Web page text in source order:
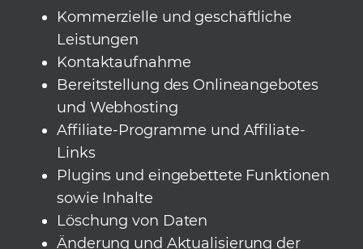
Kommerzielle und geschäftliche
Leistungen
Kontaktaufnahme
Bereitstellung des Onlineangebotes
und Webhosting
Affiliate-Programme und Affiliate-
Links
Plugins und eingebettete Funktionen
sowie Inhalte
Löschung von Daten
Änderung und Aktualisierung der